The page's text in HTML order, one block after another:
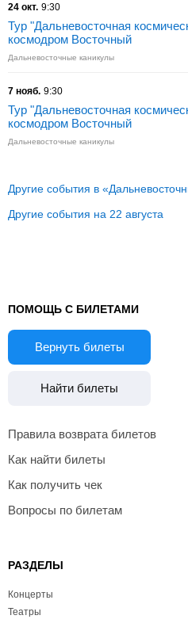
24 окт. 9:30
Тур "Дальневосточная
космодром Восточный
Дальневосточные каникулы
7 нояб. 9:30
Тур "Дальневосточная
космодром Восточный
Дальневосточные каникулы
Другие события в
Другие события на 22 августа
ПОМОЩЬ С БИЛЕТАМИ
Вернуть билеты
Найти билеты
Правила возврата билетов
Как найти билеты
Как получить чек
Вопросы по билетам
РАЗДЕЛЫ
Концерты
Театры